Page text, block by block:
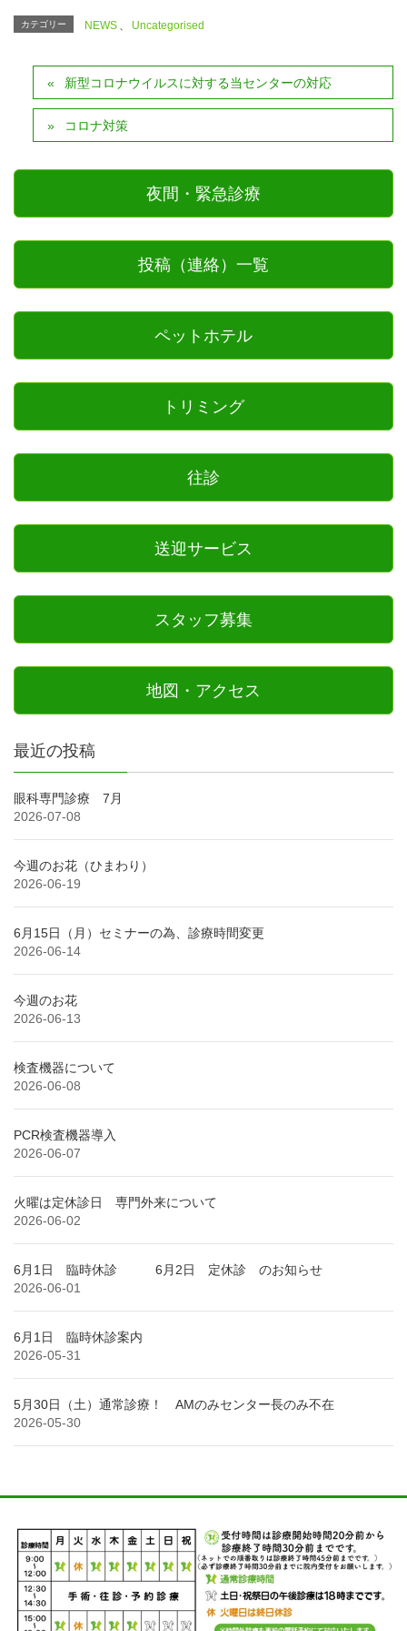
カテゴリー NEWS 、 Uncategorised
新型コロナウイルスに対する当センターの対応
コロナ対策
夜間・緊急診療
投稿（連絡）一覧
ペットホテル
トリミング
往診
送迎サービス
スタッフ募集
地図・アクセス
最近の投稿
眼科専門診療 7月
2026-07-08
今週のお花（ひまわり）
2026-06-19
6月15日（月）セミナーの為、診療時間変更
2026-06-14
今週のお花
2026-06-13
検査機器について
2026-06-08
PCR検査機器導入
2026-06-07
火曜は定休診日 専門外来について
2026-06-02
6月1日 臨時休診 6月2日 定休診 のお知らせ
2026-06-01
6月1日 臨時休診案内
2026-05-31
5月30日（土）通常診療！ AMのみセンター長のみ不在
2026-05-30